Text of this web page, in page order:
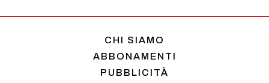
CHI SIAMO
ABBONAMENTI
PUBBLICITÀ